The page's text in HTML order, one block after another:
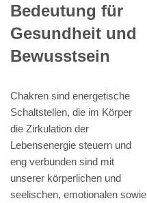
Bedeutung für
Gesundheit und
Bewusstsein
Chakren sind energetische
Schaltstellen, die im Körper
die Zirkulation der
Lebensenergie steuern und
eng verbunden sind mit
unserer körperlichen und
seelischen, emotionalen sowie